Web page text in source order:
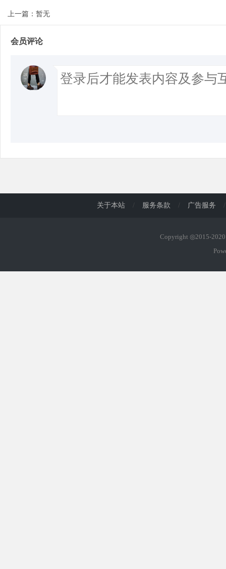
上一篇：暂无
会员评论
关于本站 / 服务条款 / 广告服务 /
Copyright ◎2015-